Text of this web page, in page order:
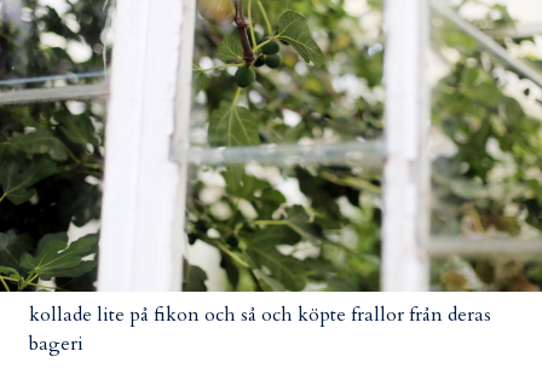
kollade lite på fikon och så och köpte frallor från deras
bageri